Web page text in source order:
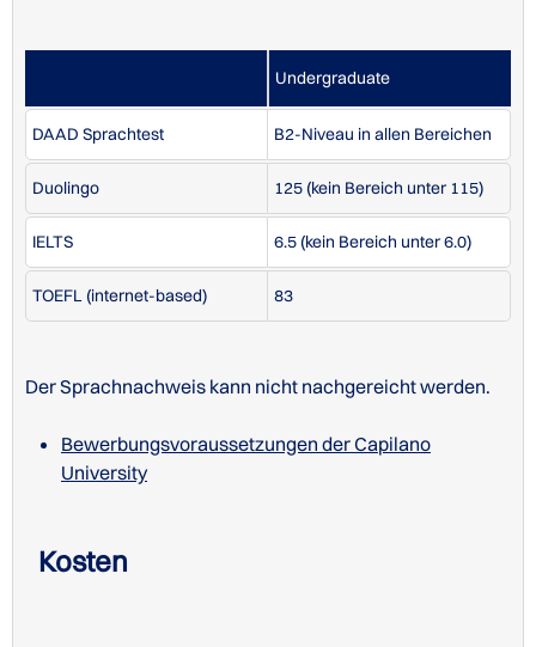
Undergraduate
DAAD Sprachtest B2-Niveau
Duolingo 125 (kein Bereich unter 115)
IELTS 6.5 (kein Bereich unter 6.0)
TOEFL (internet-based) 83
University
Undergraduate
DAAD Sprachtest B2-Niveau in allen Bereichen
Duolingo 125 (kein Bereich unter 115)
IELTS 6.5 (kein Bereich unter 6.0)
TOEFL (internet-based) 83
Der Sprachnachweis kann nicht nachgereicht werden.
Bewerbungsvoraussetzungen der Capilano
University
Kosten